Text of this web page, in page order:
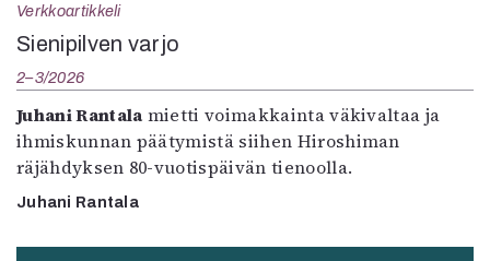
Verkkoartikkeli
Sienipilven varjo
2–3/2026
Juhani Rantala mietti voimakkainta väkivaltaa ja
ihmiskunnan päätymistä siihen Hiroshiman
räjähdyksen 80-vuotispäivän tienoolla.
Juhani Rantala